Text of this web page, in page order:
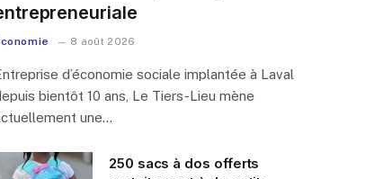
8 août 2026
d’économie sociale implantée à Laval
bientôt 10 ans, Le Tiers-Lieu mène
une…
250 sacs à dos offerts